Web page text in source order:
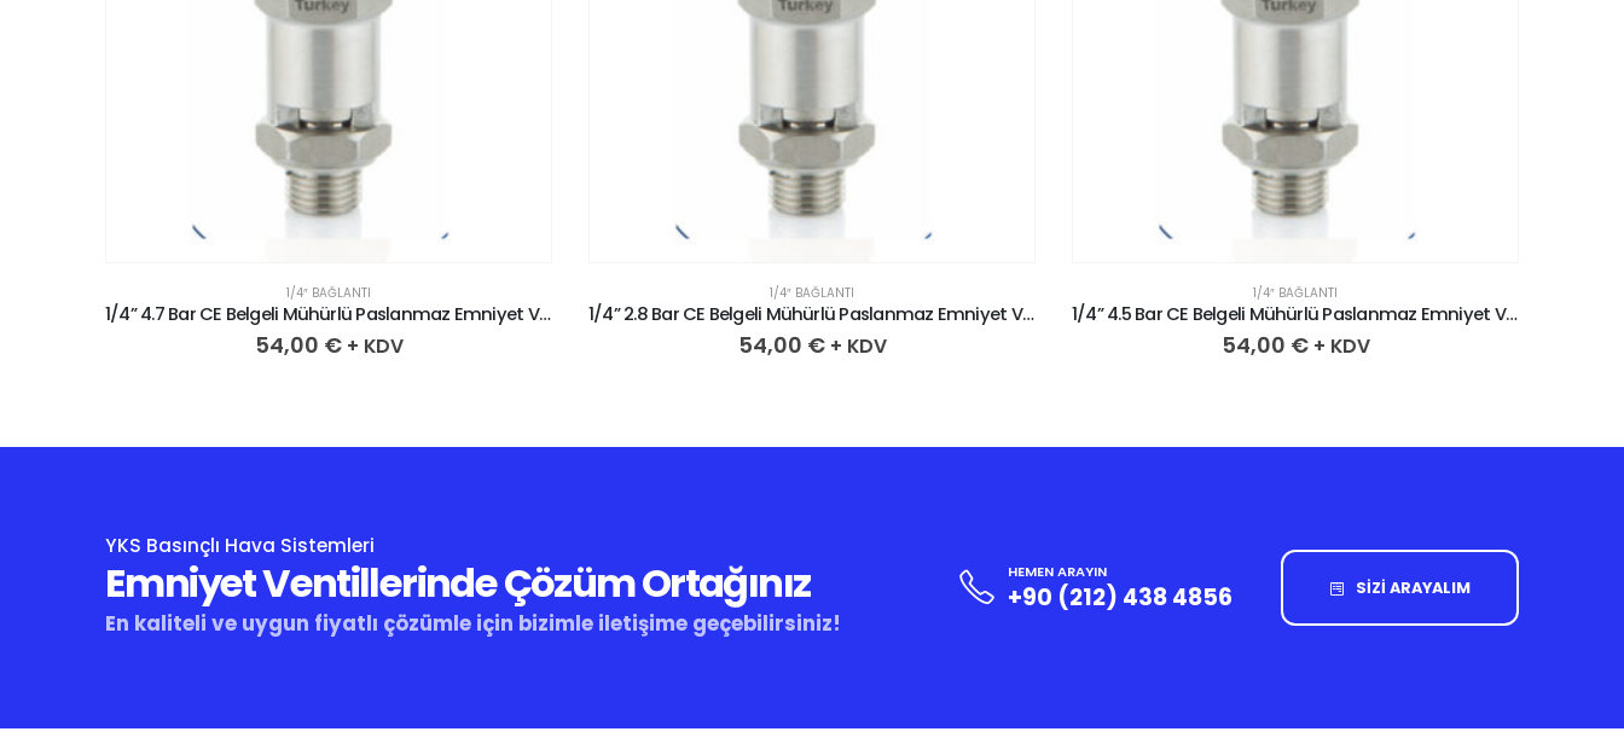
1/4″ BAĞLANTI
1/4” 4.7 Bar CE Belgeli Mühürlü Paslanmaz Emniyet Ventili
54,00 € + KDV
1/4″ BAĞLANTI
1/4” 2.8 Bar CE Belgeli Mühürlü Paslanmaz Emniyet Ventili
54,00 € + KDV
1/4″ BAĞLANTI
1/4” 4.5 Bar CE Belgeli Mühürlü Paslanmaz Emniyet Ventili
54,00 € + KDV
YKS Basınçlı Hava Sistemleri
Emniyet Ventillerinde Çözüm Ortağınız
En kaliteli ve uygun fiyatlı çözümle için bizimle iletişime geçebilirsiniz!
HEMEN ARAYIN
+90 (212) 438 4856 SİZİ ARAYALIM